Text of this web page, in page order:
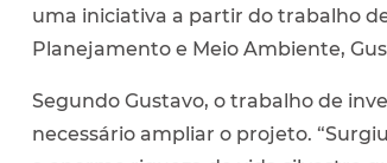
uma iniciativa a partir do trabalho
Planejamento e Meio Ambiente,
Segundo Gustavo, o trabalho de
necessário ampliar o projeto.